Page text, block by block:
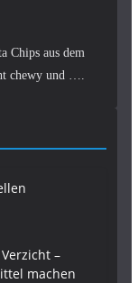
Chips aus dem
chewy und ….
–
machen